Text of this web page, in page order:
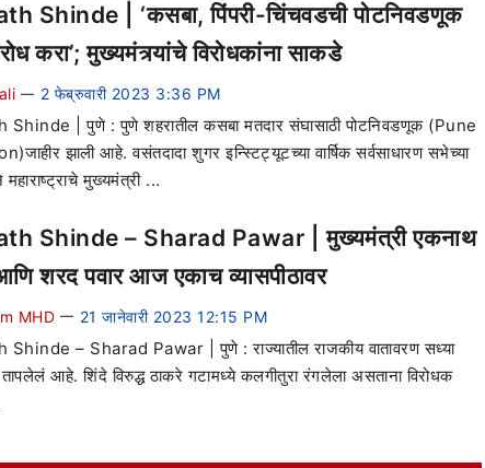
Shinde | ‘कसबा, पिंपरी-चिंचवडची पोटनिवडणूक
करा’; मुख्यमंत्र्यांचे विरोधकांना साकडे
— 2 फेब्रुवारी 2023 3:36 PM
Shinde | पुणे : पुणे शहरातील कसबा मतदार संघासाठी पोटनिवडणूक (Pune
झाली आहे. वसंतदादा शुगर इन्स्टिट्यूटच्या वार्षिक सर्वसाधारण सभेच्या
महाराष्ट्राचे मुख्यमंत्री ...
Shinde – Sharad Pawar | मुख्यमंत्री एकनाथ
शरद पवार आज एकाच व्यासपीठावर
MHD — 21 जानेवारी 2023 12:15 PM
Shinde – Sharad Pawar | पुणे : राज्यातील राजकीय वातावरण सध्या
आहे. शिंदे विरुद्ध ठाकरे गटामध्ये कलगीतुरा रंगलेला असताना विरोधक